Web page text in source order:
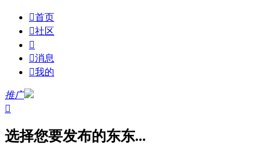
首页
社区

消息
我的
推广

选择您要发布的东东...